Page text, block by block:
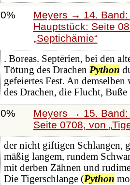
0%
Meyers → 14.
Hauptstück: Seite
Septichämie
. Boreas. Septērien, bei den
Tötung des Drachen Python
gefeiertes Fest. An
des Drachen, die Flucht,
0%
Meyers → 15.
Seite 0708, von
der nicht giftigen Schlangen,
mäßig langem, rundem
mit derben Zähnen und
Die Tigerschlange (Python